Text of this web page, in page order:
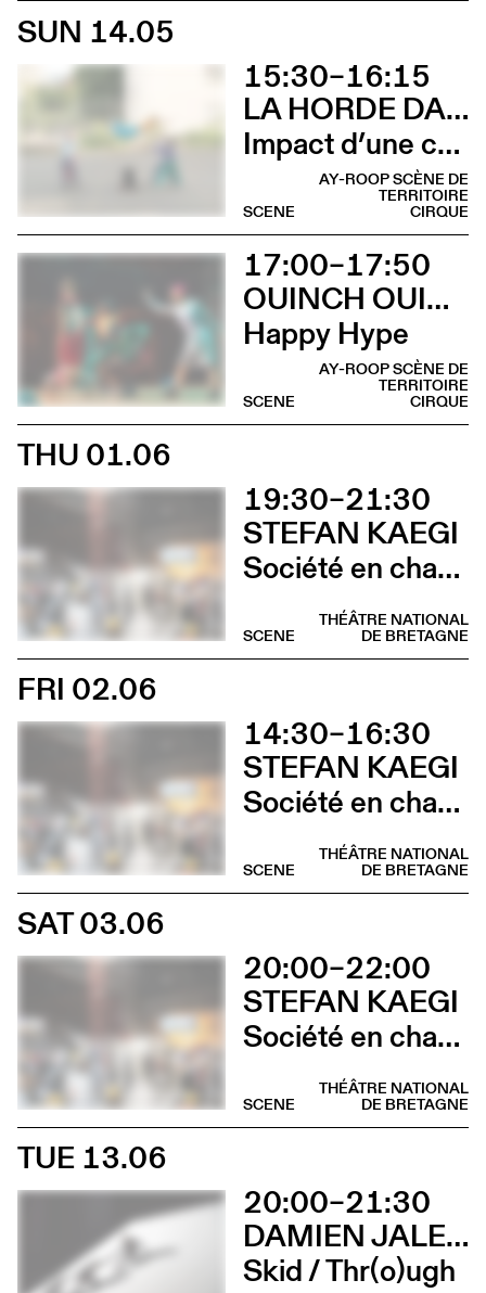
SUN 14.05
15:30–16:15
LA HORDE DANS LES PAVÉS
Impact d’une course [Cleunay]
AY-ROOP SCÈNE DE
TERRITOIRE
CIRQUE
SCENE
17:00–17:50
OUINCH OUINCH
Happy Hype
AY-ROOP SCÈNE DE
TERRITOIRE
CIRQUE
SCENE
THU 01.06
19:30–21:30
STEFAN KAEGI
Société en chantier
THÉÂTRE NATIONAL
DE BRETAGNE
SCENE
FRI 02.06
14:30–16:30
STEFAN KAEGI
Société en chantier
THÉÂTRE NATIONAL
DE BRETAGNE
SCENE
SAT 03.06
20:00–22:00
STEFAN KAEGI
Société en chantier
THÉÂTRE NATIONAL
DE BRETAGNE
SCENE
TUE 13.06
20:00–21:30
DAMIEN JALET BALLET DU GRAND THÉÂTRE DE GENÈVE
Skid / Thr(o)ugh